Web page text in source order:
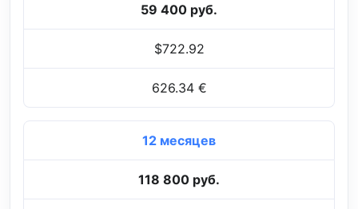
59 400 руб.
$722.92
626.34 €
12 месяцев
118 800 руб.